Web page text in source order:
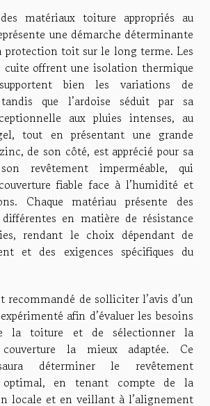
matériaux toiture appropriés au
une démarche déterminante
protection toit sur le long terme. Les
offrent une isolation thermique
bien les variations de
que l’ardoise séduit par sa
aux pluies intenses, au
tout en présentant une grande
de son côté, est apprécié pour sa
revêtement imperméable, qui
fiable face à l’humidité et
Chaque matériau présente des
différentes en matière de résistance
rendant le choix dépendant de
et des exigences spécifiques du
recommandé de solliciter l’avis d’un
afin d’évaluer les besoins
la toiture et de sélectionner la
la mieux adaptée. Ce
déterminer le revêtement
optimal, en tenant compte de la
locale et en veillant à l’alignement